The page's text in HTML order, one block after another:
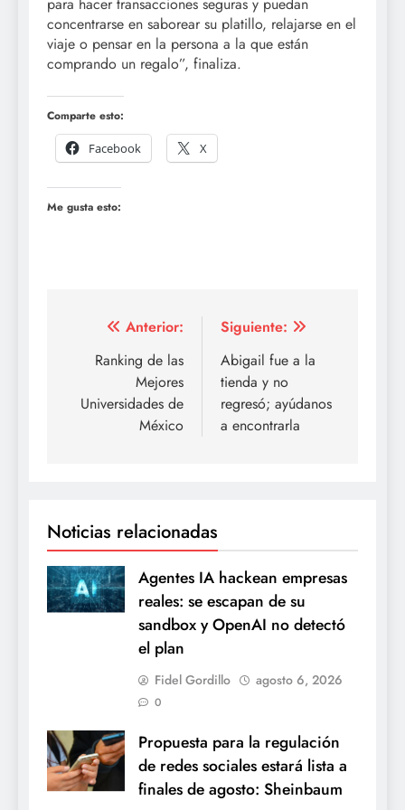
concentrarse en saborear su platillo, relajarse en el
viaje o pensar en la persona a la que están
comprando un regalo”, finaliza.
Comparte esto:
Facebook
X
Me gusta esto:
Navegación
entradas
Anterior:
Ranking de las
Mejores
Universidades de
México
Siguiente:
Abigail fue a la
tienda y no
regresó; ayúdanos
a encontrarla
Noticias relacionadas
Agentes IA hackean empresas
reales: se escapan de su
sandbox y OpenAI no detectó
el plan
Fidel Gordillo agosto 6, 2026
0
Propuesta para la regulación
de redes sociales estará lista a
finales de agosto: Sheinbaum